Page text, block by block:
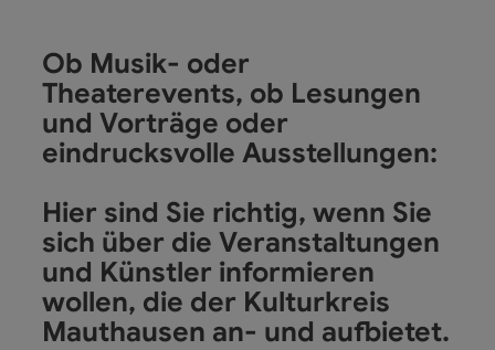
Ob Musik- oder
Theaterevents, ob Lesungen
und Vorträge oder
eindrucksvolle Ausstellungen:
Hier sind Sie richtig, wenn Sie
sich über die Veranstaltungen
und Künstler informieren
wollen, die der Kulturkreis
Mauthausen an- und aufbietet.